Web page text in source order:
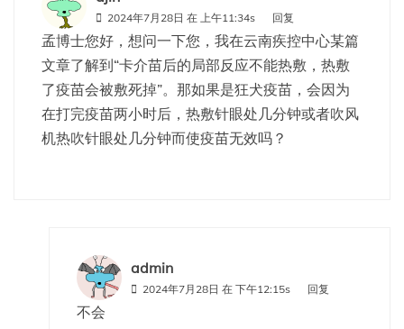
2024年7月28日 在 上午11:34s 回复
孟博士您好，想问一下您，我在云南疾控中心某篇
文章了解到“卡介苗后的局部反应不能热敷，热敷
了疫苗会被敷死掉”。那如果是狂犬疫苗，会因为
在打完疫苗两小时后，热敷针眼处几分钟或者吹风
机热吹针眼处几分钟而使疫苗无效吗？
admin
2024年7月28日 在 下午12:15s 回复
不会